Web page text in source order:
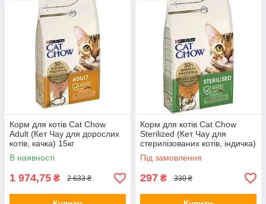
Корм для котів Cat Chow
Adult (Кет Чау для дорослих
котів, качка) 15кг
В наявності
1 974,75 ₴ 2 633 ₴
Корм для котів Cat Chow
Sterilized (Кет Чау для
стерилізованих котів, індичка)
1.5кг
Під замовлення
297 ₴ 330 ₴